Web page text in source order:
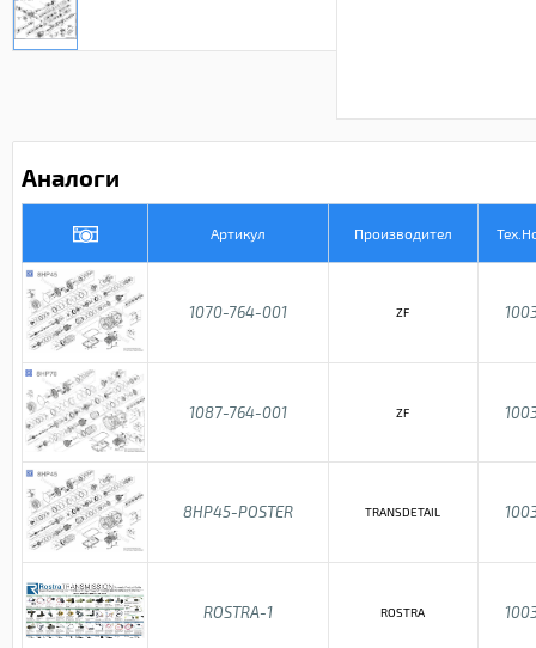
Аналоги
Артикул Производител
1070-764-001 ZF
1087-764-001 ZF
8HP45-POSTER TRANSDETAIL
ROSTRA-1 ROSTRA